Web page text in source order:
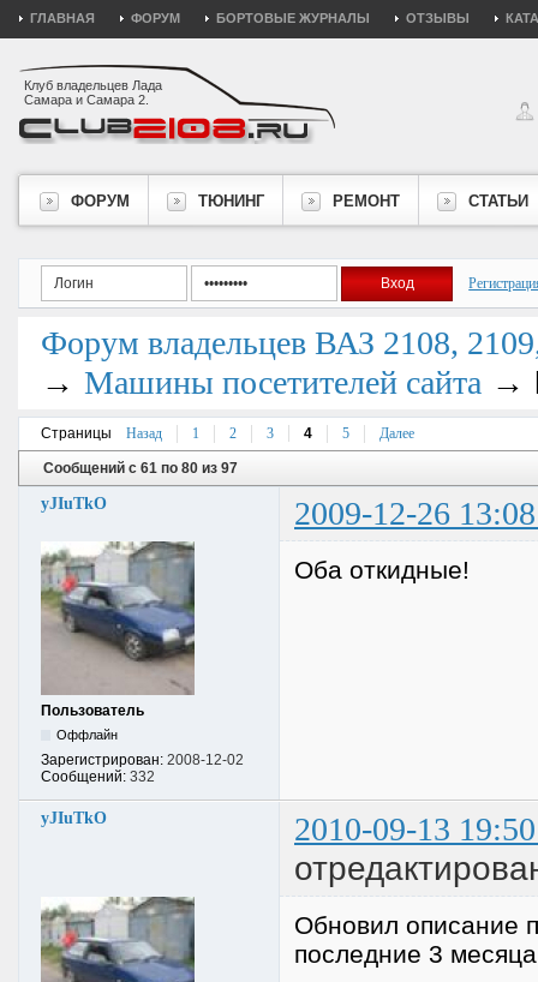
ГЛАВНАЯ ФОРУМ БОРТОВЫЕ ЖУРНАЛЫ ОТЗЫВЫ
Клуб владельцев Лада
Самара и Самара 2.
ФОРУМ ТЮНИНГ РЕМОНТ СТАТЬИ
Форум владельцев ВАЗ 2108,
→ Машины посетителей сайта →
Страницы Назад 1 2 3 4 5 Далее
Сообщений с 61 по 80 из 97
yJIuTkO 2009-12-26
Пользователь
Оффлайн
Зарегистрирован: 2008-12-02
Сообщений: 332
Оба откидные!
yJIuTkO 2010-09-13
Обновил описание
последние 3